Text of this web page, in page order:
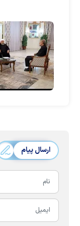
ارسال پیام